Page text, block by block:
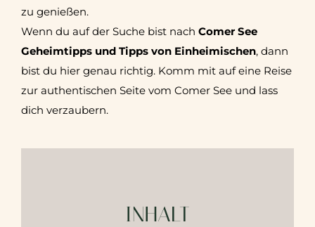
zu genießen.
Wenn du auf der Suche bist nach Comer See
Geheimtipps und Tipps von Einheimischen, dann
bist du hier genau richtig. Komm mit auf eine Reise
zur authentischen Seite vom Comer See und lass
dich verzaubern.
INHALT